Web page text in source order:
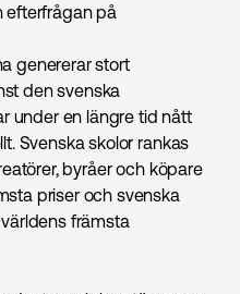
efterfrågan på
genererar stort
den svenska
under en längre tid nått
Svenska skolor rankas
byråer och köpare
priser och svenska
främsta